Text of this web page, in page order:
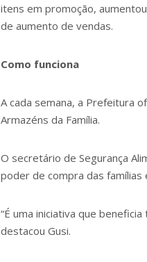
itens em promoção,
de aumento de vendas.
Como funciona
A cada semana, a Prefeitura
Armazéns da Família.
O secretário de Segurança
poder de compra das
“É uma iniciativa que
destacou Gusi.